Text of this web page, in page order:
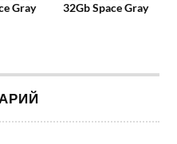
Gray
32Gb Space Gray